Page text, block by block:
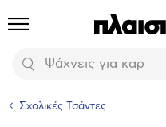
Προϊόντα
Αναζήτηση
Σχολικές Τσάντες